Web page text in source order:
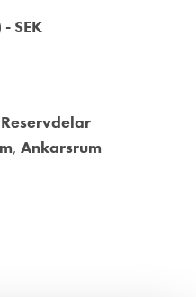
SEK
Reservdelar
, Ankarsrum